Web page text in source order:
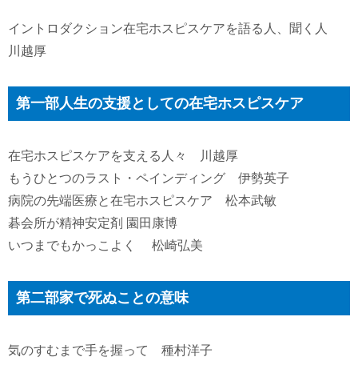
イントロダクション在宅ホスピスケアを語る人、聞く人
川越厚
第一部人生の支援としての在宅ホスピスケア
在宅ホスピスケアを支える人々 川越厚
もうひとつのラスト・ペインディング 伊勢英子
病院の先端医療と在宅ホスピスケア 松本武敏
碁会所が精神安定剤 園田康博
いつまでもかっこよく 松崎弘美
第二部家で死ぬことの意味
気のすむまで手を握って 種村洋子